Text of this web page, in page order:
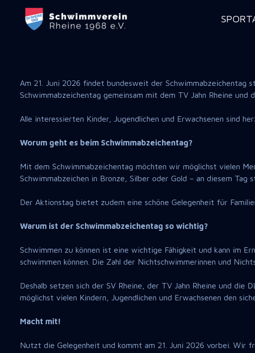
Am 21. Juni 2026 findet bundesweit der
Schwimmabzeichentag gemeinsam mit dem TV Jahn Rheine und
Alle interessierten Kinder, Jugendlichen und Erwachsenen sind
Worum geht es beim Schwimmabzeichentag?
Mit dem Schwimmabzeichentag möchten wir möglichst vielen
Schwimmabzeichen in Bronze, Silber oder Gold – an diesem
Der Aktionstag bietet zudem eine schöne Gelegenheit für
Warum ist der Schwimmabzeichentag so wichtig?
Schwimmen zu können ist eine wichtige Fähigkeit und kann im
schwimmen können. Die Zahl der Nichtschwimmerinnen und
Deshalb setzen sich der SV Rheine, der TV Jahn Rheine und die
möglichst vielen Kindern, Jugendlichen und Erwachsenen den
Macht mit!
Nutzt die Gelegenheit und kommt am 21. Juni 2026 vorbei. Wir